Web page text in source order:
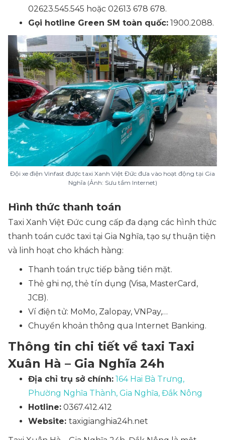
02623.545.545 hoặc 02613 678 678.
Gọi hotline Green SM toàn quốc: 1900.2088.
Đội xe điện Vinfast được taxi Xanh Việt Đức đưa vào hoạt động tại Gia
Nghĩa (Ảnh: Sưu tầm Internet)
Hình thức thanh toán
Taxi Xanh Việt Đức cung cấp đa dạng các hình thức
thanh toán cước taxi tại Gia Nghĩa, tạo sự thuận tiện
và linh hoạt cho khách hàng:
Thanh toán trực tiếp bằng tiền mặt.
Thẻ ghi nợ, thẻ tín dụng (Visa, MasterCard,
JCB).
Ví điện tử: MoMo, Zalopay, VNPay,…
Chuyển khoản thông qua Internet Banking.
Thông tin chi tiết về taxi Taxi
Xuân Hà – Gia Nghĩa 24h
Địa chỉ trụ sở chính: 164 Hai Bà Trưng,
Phường Nghĩa Thành, Gia Nghĩa, Đắk Nông
Hotline: 0367.412.412
Website: taxigianghia24h.net